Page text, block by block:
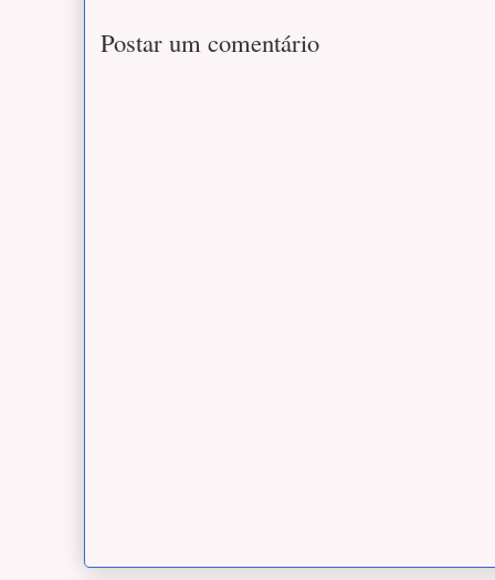
Postar um comentário